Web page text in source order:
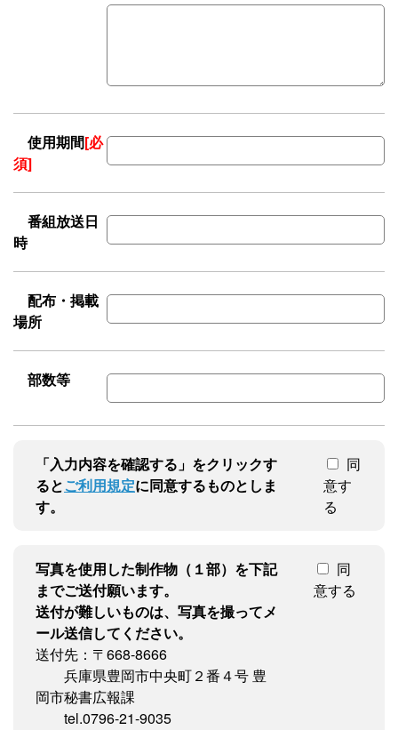
使用期間[必
須]
番組放送日
時
配布・掲載
場所
部数等
「入力内容を確認する」をクリックす
るとご利用規定に同意するものとしま
す。
同
意す
る
写真を使用した制作物（１部）を下記
までご送付願います。
送付が難しいものは、写真を撮ってメ
ール送信してください。
送付先：〒668-8666
兵庫県豊岡市中央町２番４号 豊
岡市秘書広報課
tel.0796-21-9035
同
意する